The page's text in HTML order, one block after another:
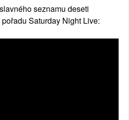
seznamu deseti
Saturday Night Live: